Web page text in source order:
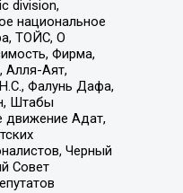
division,
национальное
ТОЙС, О
Фирма,
Алля-Аят,
Фалунь Дафа,
Штабы
движение Адат,
Черный
Совет